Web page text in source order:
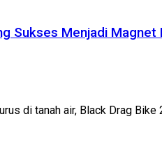
Sukses Menjadi
di tanah air, Black Drag